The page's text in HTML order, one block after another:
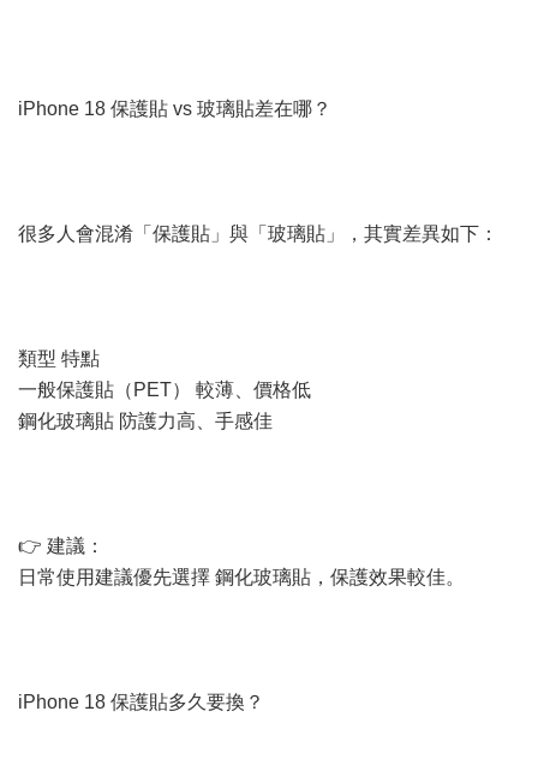
iPhone 18 保護貼 vs 玻璃貼差在哪？
很多人會混淆「保護貼」與「玻璃貼」，其實差異如下：
類型 特點
一般保護貼（PET） 較薄、價格低
鋼化玻璃貼 防護力高、手感佳
👉 建議：
日常使用建議優先選擇 鋼化玻璃貼，保護效果較佳。
iPhone 18 保護貼多久要換？